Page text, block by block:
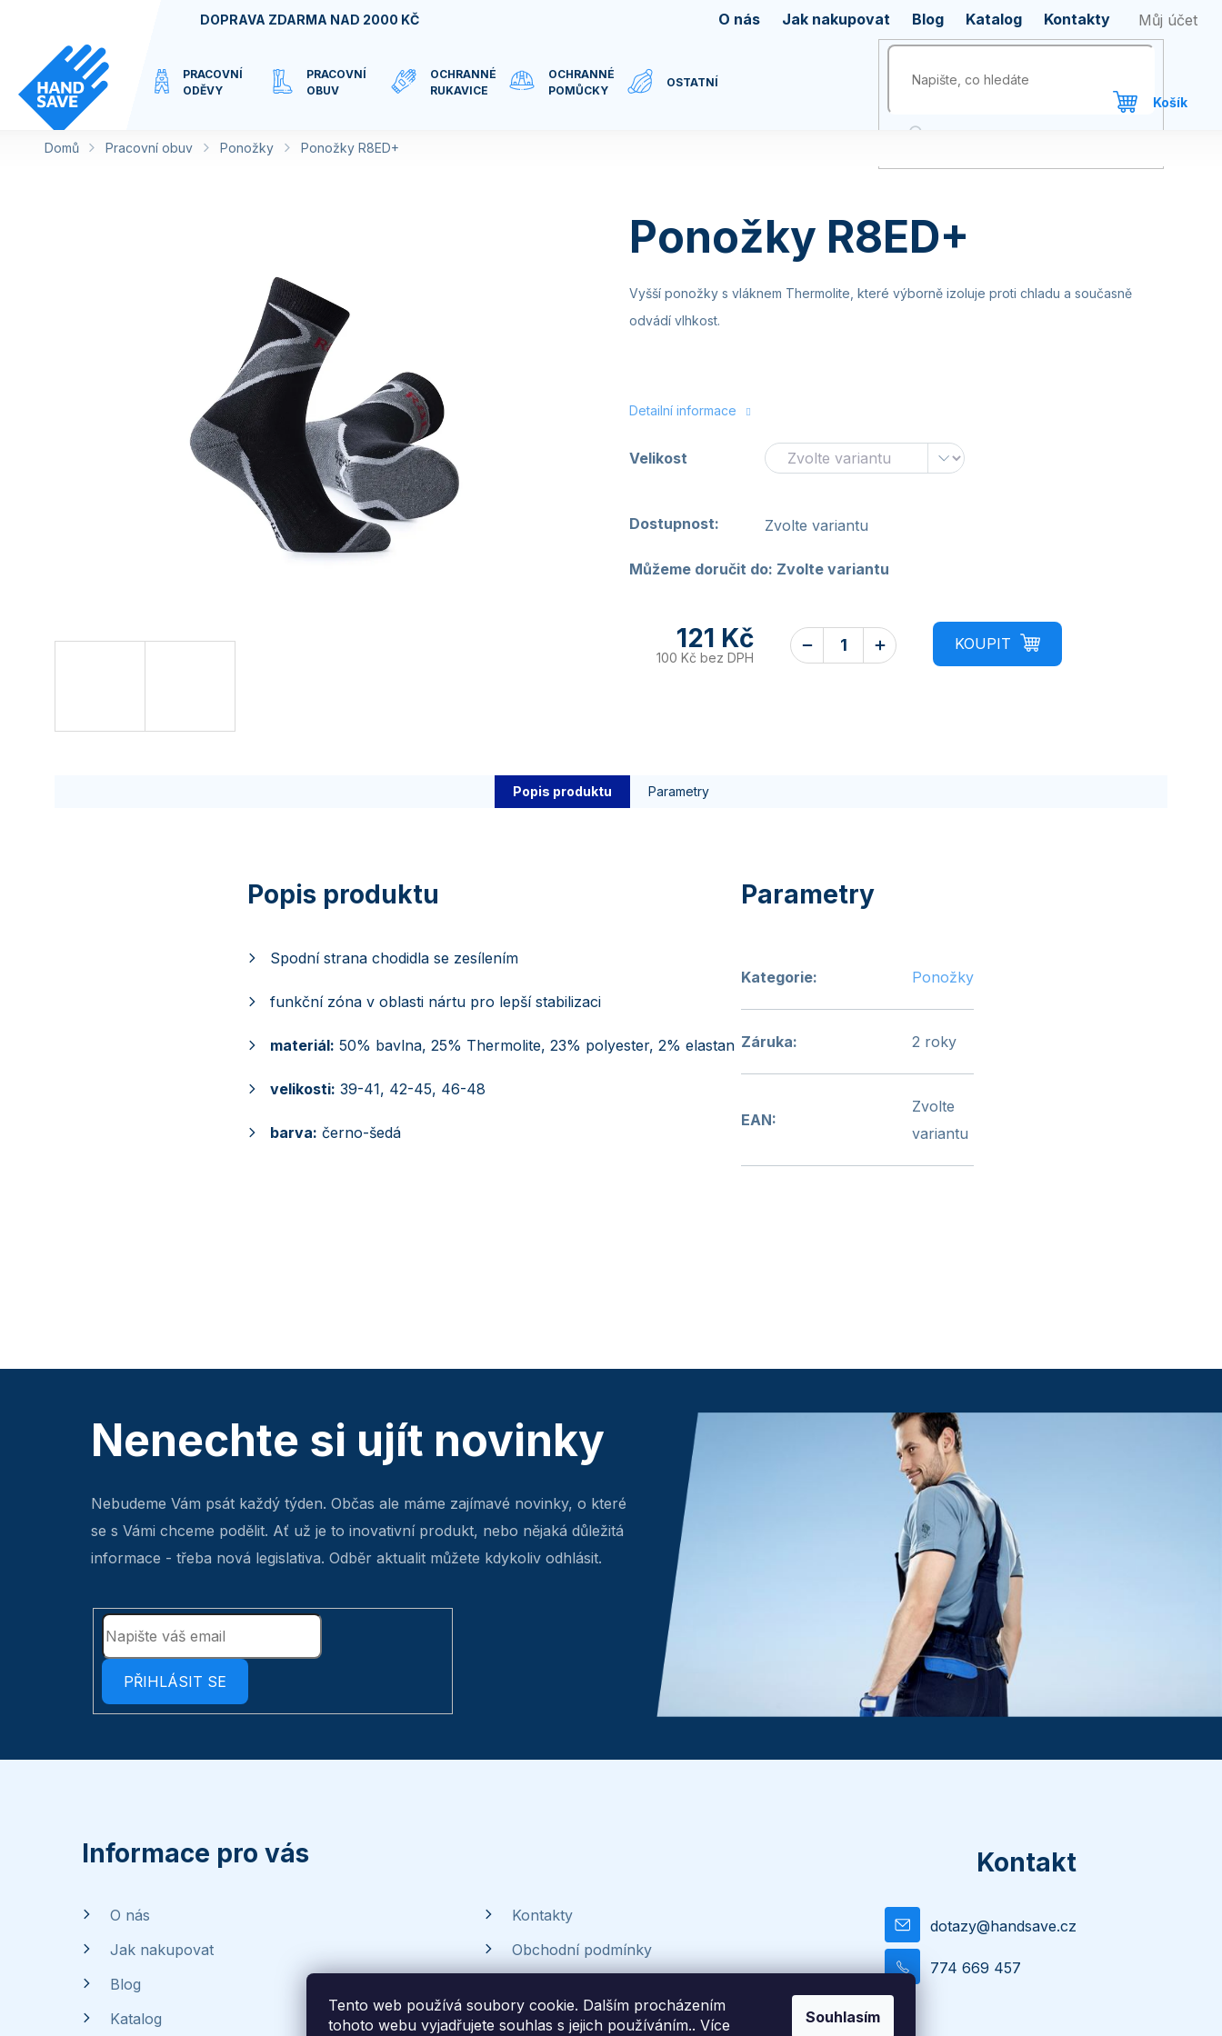
Tento web používá soubory cookie. Dalším procházením
tohoto webu vyjadřujete souhlas s jejich používáním.. Více
Souhlasím
DOPRAVA ZDARMA NAD 2000 KČ O nás Jak nakupovat Blog Katalog Kontakty
PRACOVNÍ
ODĚVY
PRACOVNÍ
OBUV
OCHRANNÉ
RUKAVICE
OCHRANNÉ
POMŮCKY
OSTATNÍ
VIRTUÁLNÍ
Domů Pracovní obuv Ponožky Ponožky R8ED+
Ponožky R8ED+
Vyšší ponožky s vláknem Thermolite, které výborně izoluje proti chladu a současně
odvádí vlhkost.
Detailní informace
Velikost
Dostupnost: Zvolte variantu
Můžeme doručit do: Zvolte variantu
121 Kč
100 Kč bez DPH
Popis produktu Parametry
Spodní strana chodidla se zesílením
funkční zóna v oblasti nártu pro lepší stabilizaci
materiál: 50% bavlna, 25% Thermolite, 23% polyester, 2% elastan
velikosti: 39-41, 42-45, 46-48
barva: černo-šedá
Kategorie: Ponožky
Záruka: 2 roky
EAN:
Zvolte
variantu
Nenechte si ujít novinky
Nebudeme Vám psát každý týden. Občas ale máme zajímavé novinky, o které
se s Vámi chceme podělit. Ať už je to inovativní produkt, nebo nějaká důležitá
informace - třeba nová legislativa. Odběr aktualit můžete kdykoliv odhlásit.
PŘIHLÁSIT SE
Informace pro vás
O nás
Jak nakupovat
Blog
Katalog
Kontakty
Obchodní podmínky
Časté dotazy
Kontakt
dotazy@handsave.cz
774 669 457